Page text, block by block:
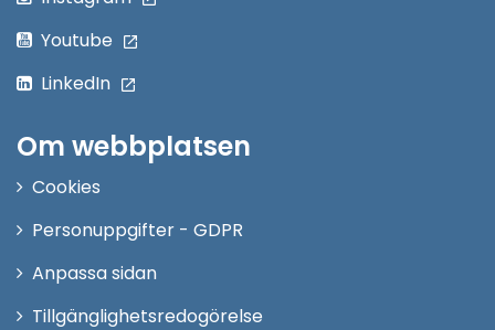
Youtube
LinkedIn
Om webbplatsen
Cookies
Personuppgifter - GDPR
Anpassa sidan
Tillgänglighetsredogörelse